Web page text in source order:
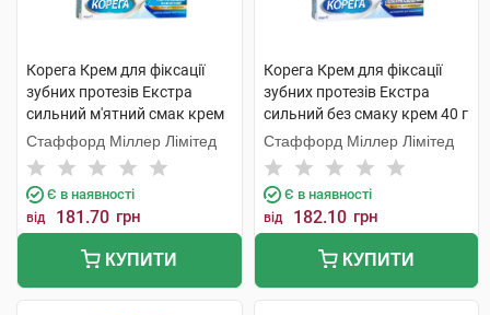
Корега Крем для фіксації
зубних протезів Екстра
сильний м'ятний смак крем
40 г 1 туба
Стаффорд Міллер Лімітед
Є в наявності
від 181.70 грн
КУПИТИ
Корега Крем для фіксації
зубних протезів Екстра
сильний без смаку крем 40 г
1 туба
Стаффорд Міллер Лімітед
Є в наявності
від 182.10 грн
КУПИТИ